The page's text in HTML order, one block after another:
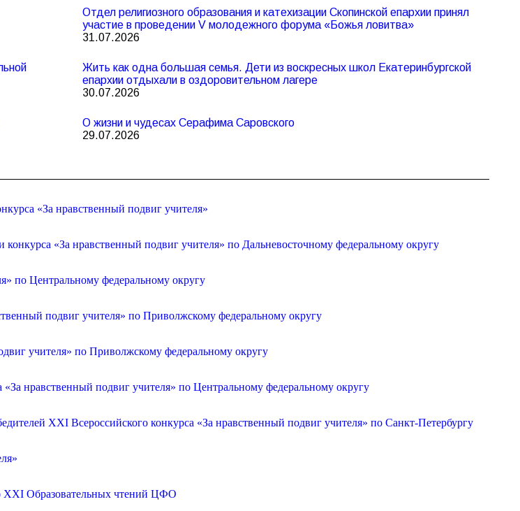
Отдел религиозного образования и катехизации Скопинской епархии принял
участие в проведении V молодежного форума «Божья ловитва»
31.07.2026
Жить как одна большая семья. Дети из воскресных школ Екатеринбургской
епархии отдыхали в оздоровительном лагере
30.07.2026
О жизни и чудесах Серафима Саровского
29.07.2026
«За нравственный подвиг учителя»
«За нравственный подвиг учителя» по Дальневосточному федеральному округу
по Центральному федеральному округу
подвиг учителя» по Приволжскому федеральному округу
учителя» по Приволжскому федеральному округу
нравственный подвиг учителя» по Центральному федеральному округу
XXI Всероссийского конкурса «За нравственный подвиг учителя» по Санкт-Петербургу
XXI Образовательных чтений ЦФО